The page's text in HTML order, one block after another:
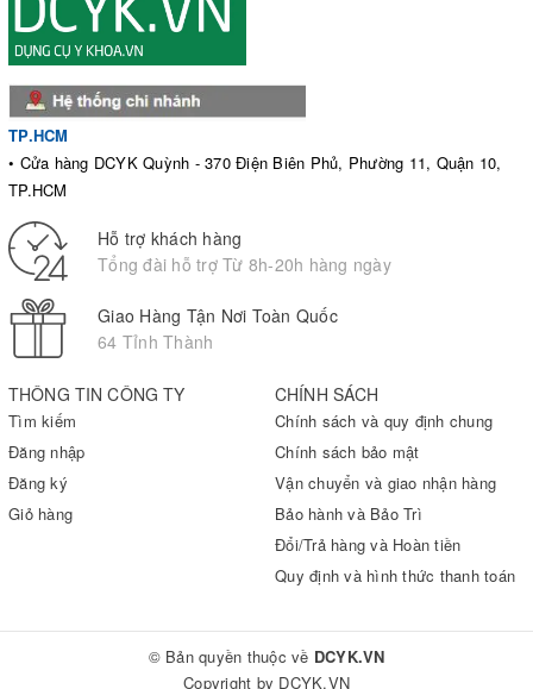
THÔNG TIN CÔNG TY
Tìm kiếm
Đăng nhập
Đăng ký
Giỏ hàng
CHÍNH SÁCH
Chính sách và quy định chung
Chính sách bảo mật
Vận chuyển và giao nhận hàng
Bảo hành và Bảo Trì
Đổi/Trả hàng và Hoàn tiền
Quy định và hình thức thanh toán
TP.HCM
• Cửa hàng DCYK Quỳnh - 370 Điện Biên Phủ, Phường 11, Quận 10,
TP.HCM
Hỗ trợ khách hàng
Tổng đài hỗ trợ Từ 8h-20h hàng ngày
Giao Hàng Tận Nơi Toàn Quốc
64 Tỉnh Thành
© Bản quyền thuộc về DCYK.VN
Copyright by DCYK.VN